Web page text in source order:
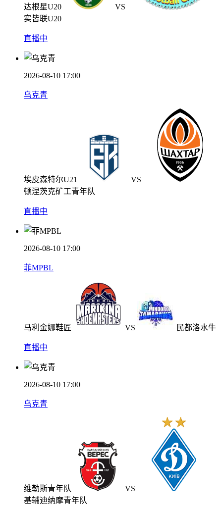
达根星U20
VS
实皆联U20
直播中
2026-08-10 17:00
乌克青
埃皮森特尔U21
VS
顿涅茨克矿工青年队
直播中
2026-08-10 17:00
菲MPBL
马利金娜鞋匠 VS 民都洛水牛
直播中
2026-08-10 17:00
乌克青
维勒斯青年队
VS
基辅迪纳摩青年队